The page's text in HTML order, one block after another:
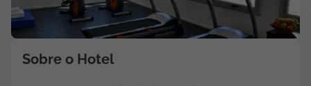
Apoio ao cliente em Portugal
218 925 471
Sobre o Hotel